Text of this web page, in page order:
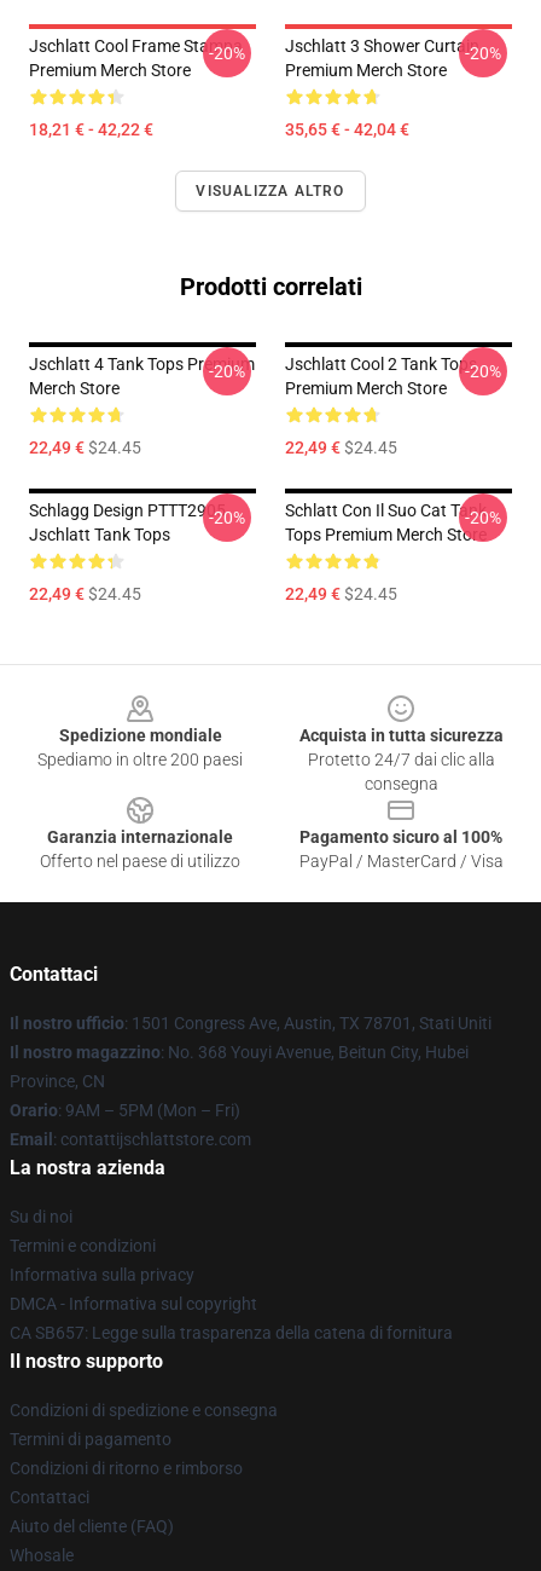
Jschlatt Cool Frame Stampa
Premium Merch Store
18,21 € - 42,22 €
-20%
Jschlatt 3 Shower Curtain
Premium Merch Store
35,65 € - 42,04 €
-20%
VISUALIZZA ALTRO
Prodotti correlati
Jschlatt 4 Tank Tops Premium
Merch Store
22,49 €$24.45
-20%
Jschlatt Cool 2 Tank Tops
Premium Merch Store
22,49 €$24.45
-20%
Schlagg Design PTTT2905
Jschlatt Tank Tops
22,49 €$24.45
-20%
Schlatt Con Il Suo Cat Tank
Tops Premium Merch Store
22,49 €$24.45
-20%
Spedizione mondiale
Spediamo in oltre 200 paesi
Acquista in tutta sicurezza
Protetto 24/7 dai clic alla
consegna
Garanzia internazionale
Offerto nel paese di utilizzo
Pagamento sicuro al 100%
PayPal / MasterCard / Visa
Contattaci
Il nostro ufficio: 1501 Congress Ave, Austin, TX 78701, Stati Uniti
Il nostro magazzino: No. 368 Youyi Avenue, Beitun City, Hubei
Province, CN
Orario: 9AM – 5PM (Mon – Fri)
Email : contattijschlattstore.com
La nostra azienda
Su di noi
Termini e condizioni
Informativa sulla privacy
DMCA - Informativa sul copyright
CA SB657: Legge sulla trasparenza della catena di fornitura
Il nostro supporto
Condizioni di spedizione e consegna
Termini di pagamento
Condizioni di ritorno e rimborso
Contattaci
Aiuto del cliente (FAQ)
Whosale